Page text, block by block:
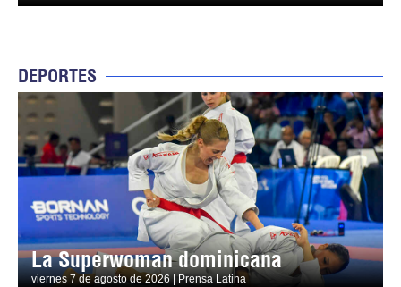
DEPORTES
La Superwoman dominicana
viernes 7 de agosto de 2026 | Prensa Latina